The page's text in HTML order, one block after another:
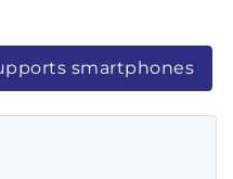
smartphones